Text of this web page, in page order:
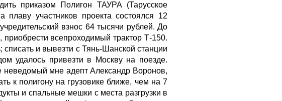
приказом Полигон ТАУРА (Тарусское
плаву участников проекта состоялся 12
взнос 64 тысячи рублей. До
приобрести всепроходимый трактор Т-150.
списать и вывезти с Тянь-Шанской станции
удалось привезти в Москву на поезде.
неведомый мне адепт Александр Воронов,
к полигону на грузовике ближе, чем на 7
и спальные мешки с места разгрузки в